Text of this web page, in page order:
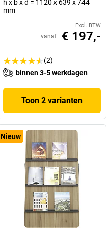
h x b x d = 1120 x 639 x 744
mm
Excl. BTW
vanaf € 197,-
(2)
binnen 3-5 werkdagen
Toon 2 varianten
Nieuw